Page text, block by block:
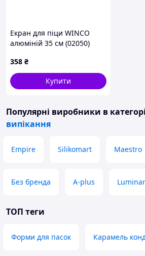
Екран для піци WINCO
алюміній 35 см (02050)
358 ₴
Купити
Популярні виробники в
випікання
Empire Silikomart Maestro
Без бренда A-plus
ТОП теги
Форми для пасок Карамель